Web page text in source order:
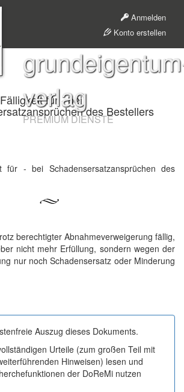
Anmelden
Konto erstellen
verlag
PREMIUM DIENSTE
für - bei
des Bestellers
für - bei Schadensersatzansprüchen des
berechtigter Abnahmeverweigerung fällig,
nicht mehr Erfüllung, sondern wegen der
nur noch Schadensersatz oder Minderung
Auszug dieses Dokuments.
Urteile (zum großen Teil mit
Hinweisen) lesen und
der DoReMi nutzen